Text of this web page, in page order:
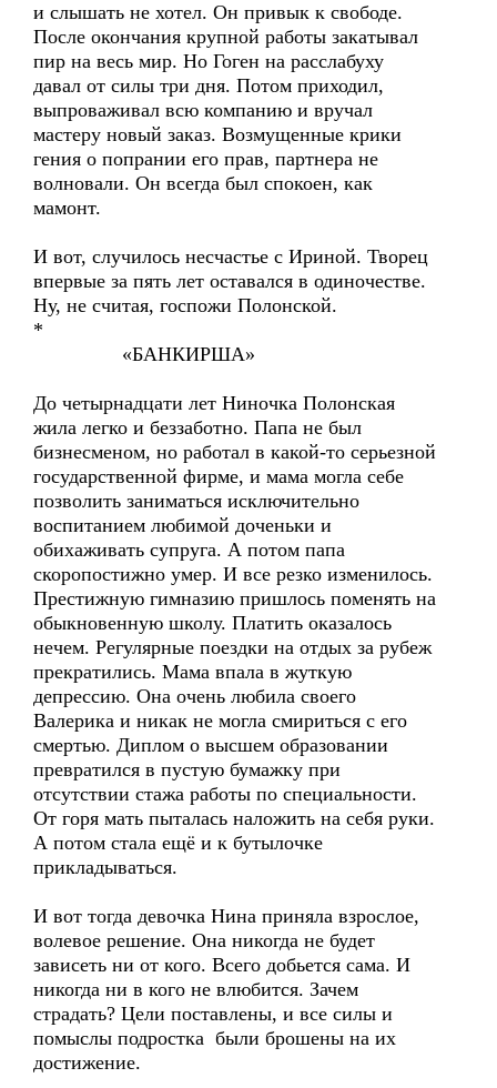
и слышать не хотел. Он привык к свободе.
После окончания крупной работы закатывал
пир на весь мир. Но Гоген на расслабуху
давал от силы три дня. Потом приходил,
выпроваживал всю компанию и вручал
мастеру новый заказ. Возмущенные крики
гения о попрании его прав, партнера не
волновали. Он всегда был спокоен, как
мамонт.
И вот, случилось несчастье с Ириной. Творец
впервые за пять лет оставался в одиночестве.
Ну, не считая, госпожи Полонской.
*
«БАНКИРША»
До четырнадцати лет Ниночка Полонская
жила легко и беззаботно. Папа не был
бизнесменом, но работал в какой-то серьезной
государственной фирме, и мама могла себе
позволить заниматься исключительно
воспитанием любимой доченьки и
обихаживать супруга. А потом папа
скоропостижно умер. И все резко изменилось.
Престижную гимназию пришлось поменять на
обыкновенную школу. Платить оказалось
нечем. Регулярные поездки на отдых за рубеж
прекратились. Мама впала в жуткую
депрессию. Она очень любила своего
Валерика и никак не могла смириться с его
смертью. Диплом о высшем образовании
превратился в пустую бумажку при
отсутствии стажа работы по специальности.
От горя мать пыталась наложить на себя руки.
А потом стала ещё и к бутылочке
прикладываться.
И вот тогда девочка Нина приняла взрослое,
волевое решение. Она никогда не будет
зависеть ни от кого. Всего добьется сама. И
никогда ни в кого не влюбится. Зачем
страдать? Цели поставлены, и все силы и
помыслы подростка были брошены на их
достижение.